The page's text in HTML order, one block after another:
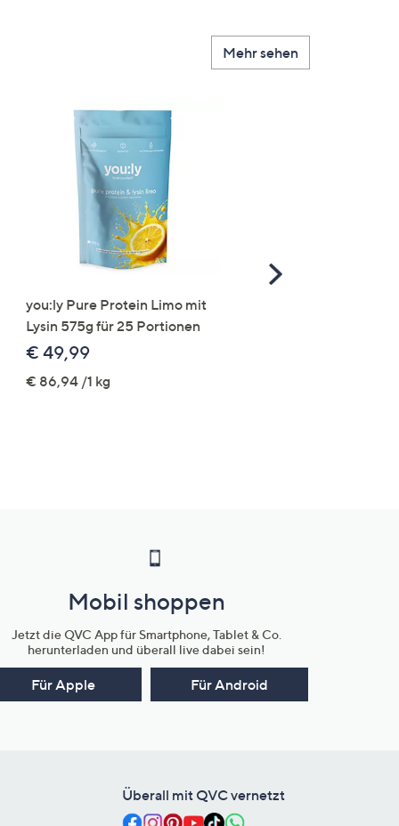
Mehr sehen
you:ly Pure Protein Limo mit
Lysin 575g für 25 Portionen
€ 49,99
€ 86,94 /1 kg
Scroll
Mobil shoppen
Jetzt die QVC App für Smartphone, Tablet & Co.
herunterladen und überall live dabei sein!
Für Apple Für Android
Überall mit QVC vernetzt